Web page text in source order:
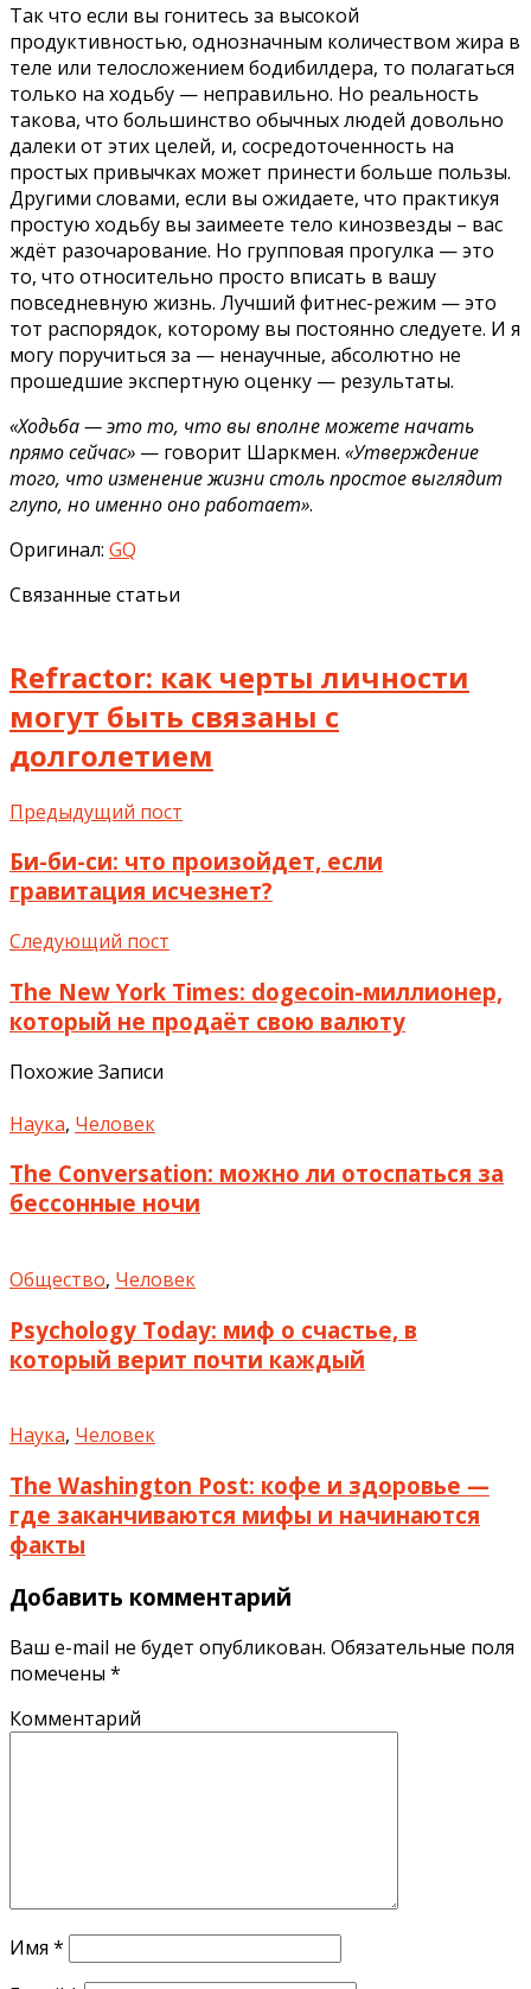
Так что если вы гонитесь за высокой
продуктивностью, однозначным количеством жира в
теле или телосложением бодибилдера, то полагаться
только на ходьбу — неправильно. Но реальность
такова, что большинство обычных людей довольно
далеки от этих целей, и, сосредоточенность на
простых привычках может принести больше пользы.
Другими словами, если вы ожидаете, что практикуя
простую ходьбу вы заимеете тело кинозвезды – вас
ждёт разочарование. Но групповая прогулка — это
то, что относительно просто вписать в вашу
повседневную жизнь. Лучший фитнес-режим — это
тот распорядок, которому вы постоянно следуете. И я
могу поручиться за — ненаучные, абсолютно не
прошедшие экспертную оценку — результаты.
«Ходьба — это то, что вы вполне можете начать
прямо сейчас» — говорит Шаркмен. «Утверждение
того, что изменение жизни столь простое выглядит
глупо, но именно оно работает».
Оригинал: GQ
Связанные статьи
Refractor: как черты личности
могут быть связаны с
долголетием
Предыдущий пост
Би-би-си: что произойдет, если
гравитация исчезнет?
Следующий пост
The New York Times: dogecoin-миллионер,
который не продаёт свою валюту
Похожие Записи
Наука, Человек
The Conversation: можно ли отоспаться за
бессонные ночи
Общество, Человек
Psychology Today: миф о счастье, в
который верит почти каждый
Наука, Человек
The Washington Post: кофе и здоровье —
где заканчиваются мифы и начинаются
факты
Добавить комментарий
Ваш e-mail не будет опубликован. Обязательные поля
помечены *
Комментарий
Имя *